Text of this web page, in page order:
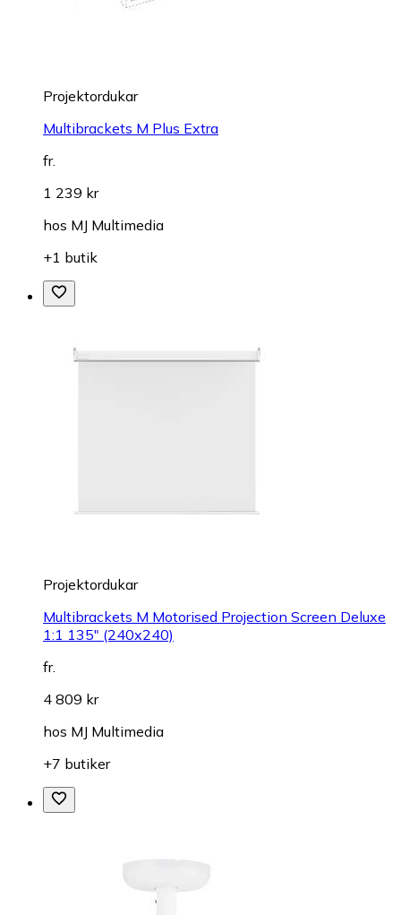
Projektordukar
Multibrackets M Plus Extra
fr.
1 239 kr
hos MJ Multimedia
+1 butik
Projektordukar
Multibrackets M Motorised Projection Screen Deluxe
1:1 135" (240x240)
fr.
4 809 kr
hos MJ Multimedia
+7 butiker